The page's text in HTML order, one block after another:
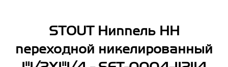
STOUT Ниппель НН
переходной никелированный